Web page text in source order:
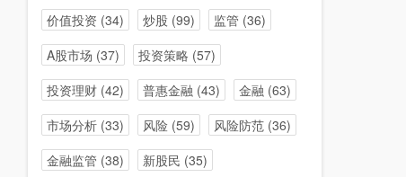
价值投资 (34) 炒股 (99) 监管 (36)
A股市场 (37) 投资策略 (57)
投资理财 (42) 普惠金融 (43) 金融 (63)
市场分析 (33) 风险 (59) 风险防范 (36)
金融监管 (38) 新股民 (35)